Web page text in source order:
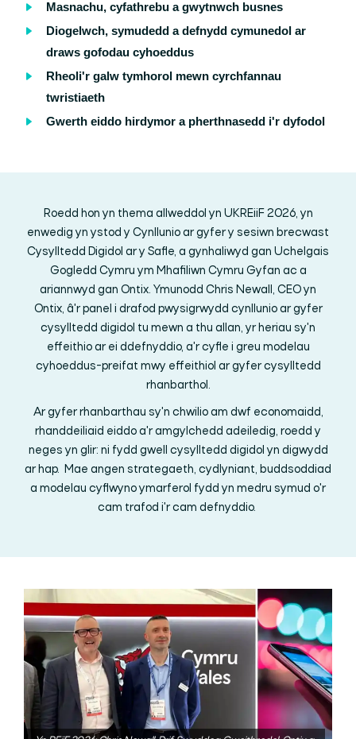
Masnachu, cyfathrebu a gwytnwch busnes
Diogelwch, symudedd a defnydd cymunedol ar
draws gofodau cyhoeddus
Rheoli'r galw tymhorol mewn cyrchfannau
twristiaeth
Gwerth eiddo hirdymor a pherthnasedd i'r dyfodol
Roedd hon yn thema allweddol yn UKREiiF 2026, yn
enwedig yn ystod y Cynllunio ar gyfer y sesiwn brecwast
Cysylltedd Digidol ar y Safle, a gynhaliwyd gan Uchelgais
Gogledd Cymru ym Mhafiliwn Cymru Gyfan ac a
ariannwyd gan Ontix. Ymunodd Chris Newall, CEO yn
Ontix, â'r panel i drafod pwysigrwydd cynllunio ar gyfer
cysylltedd digidol tu mewn a thu allan, yr heriau sy'n
effeithio ar ei ddefnyddio, a'r cyfle i greu modelau
cyhoeddus-preifat mwy effeithiol ar gyfer cysylltedd
rhanbarthol.
Ar gyfer rhanbarthau sy'n chwilio am dwf economaidd,
rhanddeiliaid eiddo a'r amgylchedd adeiledig, roedd y
neges yn glir: ni fydd gwell cysylltedd digidol yn digwydd
ar hap. Mae angen strategaeth, cydlyniant, buddsoddiad
a modelau cyflwyno ymarferol fydd yn medru symud o'r
cam trafod i'r cam defnyddio.